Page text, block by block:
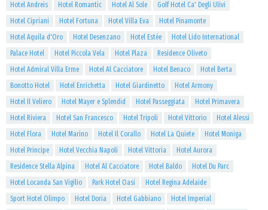
Hotel Andreis
Hotel Romantic Hotel Al Sole
Golf Hotel Ca' Degli Ulivi
Hotel Cipriani
Hotel Fortuna Hotel Villa Eva
Hotel Pinamonte
Hotel Aquila d'Oro
Hotel Desenzano Hotel Estée
Hotel Lido International
Palace Hotel
Hotel Piccola Vela Hotel Plaza
Residence Oliveto
Hotel Admiral Villa Erme
Hotel Al Cacciatore Hotel Benaco
Hotel Berta
Bonotto Hotel
Hotel Enrichetta Hotel Giardinetto
Hotel Armony
Hotel Il Veliero
Hotel Mayer e Splendid Hotel Passeggiata
Hotel Primavera
Hotel Riviera
Hotel San Francesco Hotel Tripoli Hotel Vittorio
Hotel Alessi
Hotel Flora
Hotel Marino Hotel Il Corallo Hotel La Quiete
Hotel Moniga
Hotel Principe
Hotel Vecchia Napoli Hotel Vittoria
Hotel Aurora
Residence Stella Alpina
Hotel Al Cacciatore Hotel Baldo
Hotel Du Parc
Hotel Locanda San Vigilio
Park Hotel Oasi
Hotel Regina Adelaide
Sport Hotel Olimpo
Hotel Doria Hotel Gabbiano
Hotel Imperial